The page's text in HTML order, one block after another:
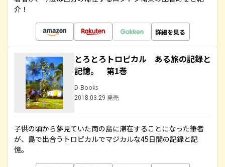
介！
詳細を見る
とろとろトロピカル ある旅の記録と
記憶。 第1巻
D-Books
2018.03.29 発売
子供の頃から夢見ていた南の島に滞在することになった筆者
が、島で出合うトロピカルでマジカルな45日間の記録と記
憶。